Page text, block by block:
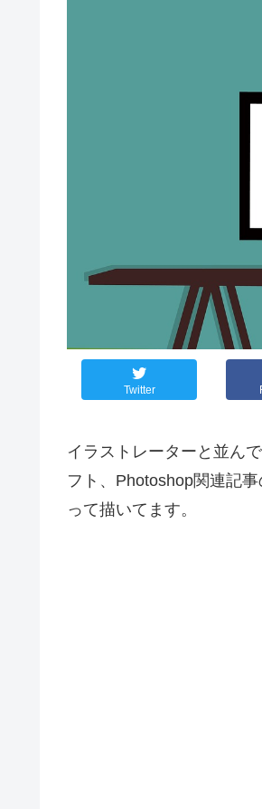
Twitter
イラストレーターと並ん
フト、Photoshop関連記
って描いてます。